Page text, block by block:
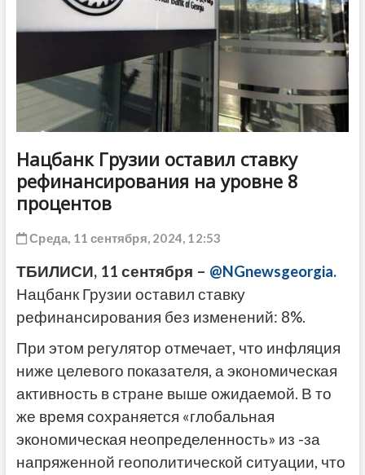
Нацбанк Грузии оставил ставку
рефинансирования на уровне 8
процентов
Среда, 11 сентября, 2024, 12:53
ТБИЛИСИ, 11 сентября – @NGnewsgeorgia.
Нацбанк Грузии оставил ставку
рефинансирования без изменений: 8%.
При этом регулятор отмечает, что инфляция
ниже целевого показателя, а экономическая
активность в стране выше ожидаемой. В то
же время сохраняется «глобальная
экономическая неопределенность» из -за
напряженной геополитической ситуации, что